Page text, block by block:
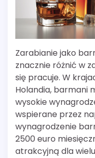
Zarabianie jako
znacznie różnić w
się pracuje. W
Holandia, barmani
wysokie
wspierane przez
wynagrodzenie
2500 euro
atrakcyjną dla